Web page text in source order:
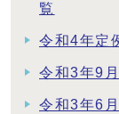
覧
令和4年定
令和3年9
令和3年6